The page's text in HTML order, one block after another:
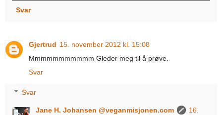
Svar
Gjertrud 15. november 2012 kl. 15:08
Mmmmmmmmmmm Gleder meg til å prøve.
Svar
Svar
Jane H. Johansen @veganmisjonen.com
16.